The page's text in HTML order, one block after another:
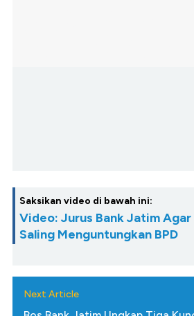
Saksikan video di bawah ini:
Video: Jurus Bank Jatim Agar
Saling Menguntungkan BPD
Next Article